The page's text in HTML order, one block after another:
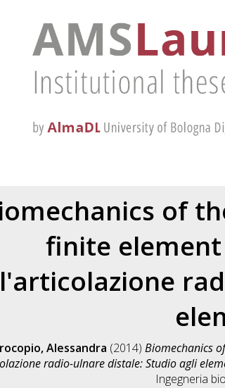
of
finite
Alessandra (2014) Biomechanics
radio-ulnare distale: Studio agli
Ingegneria